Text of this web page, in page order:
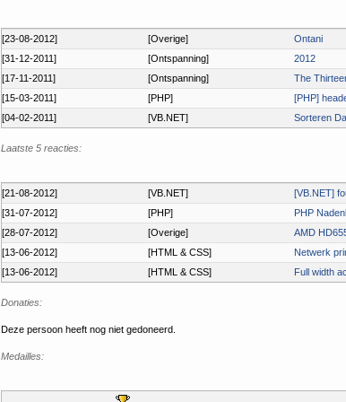
[23-08-2012] [Overige]
Ontani
[31-12-2011]
[Ontspanning]
2012
[17-11-2011]
[Ontspanning]
The
[15-03-2011]
[PHP]
[PHP]
[04-02-2011]
[VB.NET] Sorteren
Laatste 5 reacties:
[21-08-2012] [VB.NET]
[VB.NET]
[31-07-2012]
[PHP]
PHP
[28-07-2012]
[Overige]
AMD
[13-06-2012]
[HTML & CSS]
Netwerk
[13-06-2012]
[HTML & CSS] Full width
Donaties:
Deze persoon heeft nog niet gedoneerd.
Medailles: